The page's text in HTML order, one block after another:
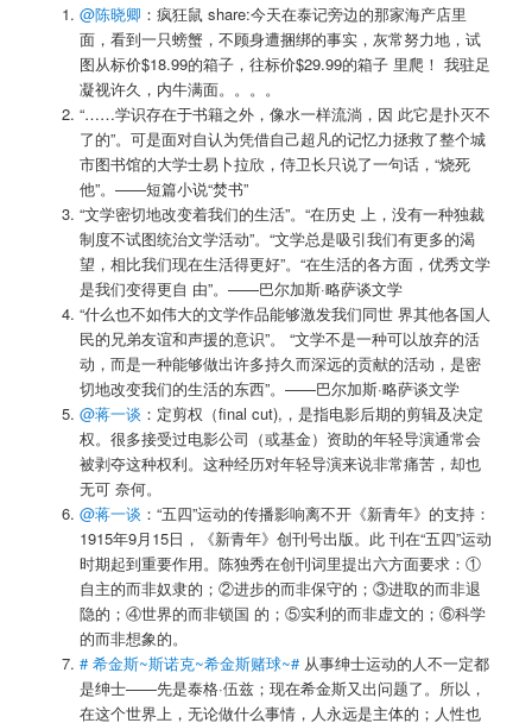
@陈晓卿 ：疯狂鼠 share:今天在泰记旁边的那家海产店里
面，看到一只螃蟹，不顾身遭捆绑的事实，灰常努力地，试
图从标价$18.99的箱子，往标价$29.99的箱子 里爬！ 我驻足
凝视许久，内牛满面。。。。
“……学识存在于书籍之外，像水一样流淌，因 此它是扑灭不
了的”。可是面对自认为凭借自己超凡的记忆力拯救了整个城
市图书馆的大学士易卜拉欣，侍卫长只说了一句话，“烧死
他”。——短篇小说“焚书”
“文学密切地改变着我们的生活”。“在历史 上，没有一种独裁
制度不试图统治文学活动”。“文学总是吸引我们有更多的渴
望，相比我们现在生活得更好”。“在生活的各方面，优秀文学
是我们变得更自 由”。——巴尔加斯·略萨谈文学
“什么也不如伟大的文学作品能够激发我们同世 界其他各国人
民的兄弟友谊和声援的意识”。 “文学不是一种可以放弃的活
动，而是一种能够做出许多持久而深远的贡献的活动，是密
切地改变我们的生活的东西”。——巴尔加斯·略萨谈文学
@蒋一谈 ：定剪权（final cut),，是指电影后期的剪辑及决定
权。很多接受过电影公司（或基金）资助的年轻导演通常会
被剥夺这种权利。这种经历对年轻导演来说非常痛苦，却也
无可 奈何。
@蒋一谈 ：“五四”运动的传播影响离不开《新青年》的支持：
1915年9月15日，《新青年》创刊号出版。此 刊在“五四”运动
时期起到重要作用。陈独秀在创刊词里提出六方面要求：①
自主的而非奴隶的；②进步的而非保守的；③进取的而非退
隐的；④世界的而非锁国 的；⑤实利的而非虚文的；⑥科学
的而非想象的。
# 希金斯~斯诺克~希金斯赌球~#从事绅士运动的人不一定都
是绅士——先是泰格·伍兹；现在希金斯又出问题了。所以，
在这个世界上，无论做什么事情，人永远是主体的；人性也